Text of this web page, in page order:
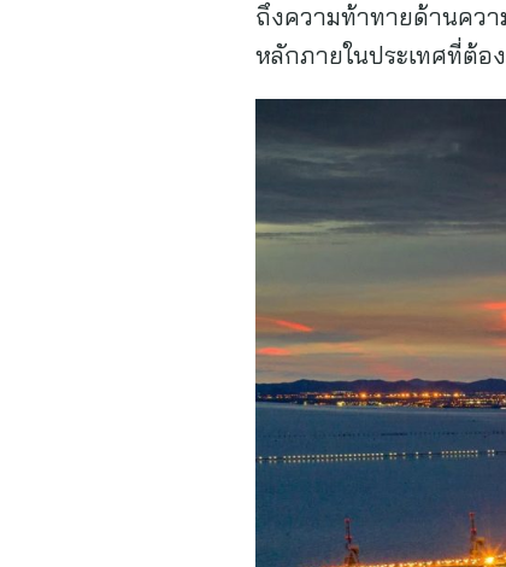
ถึงความท้าทายด้านคว
หลักภายในประเทศที่ต้อ